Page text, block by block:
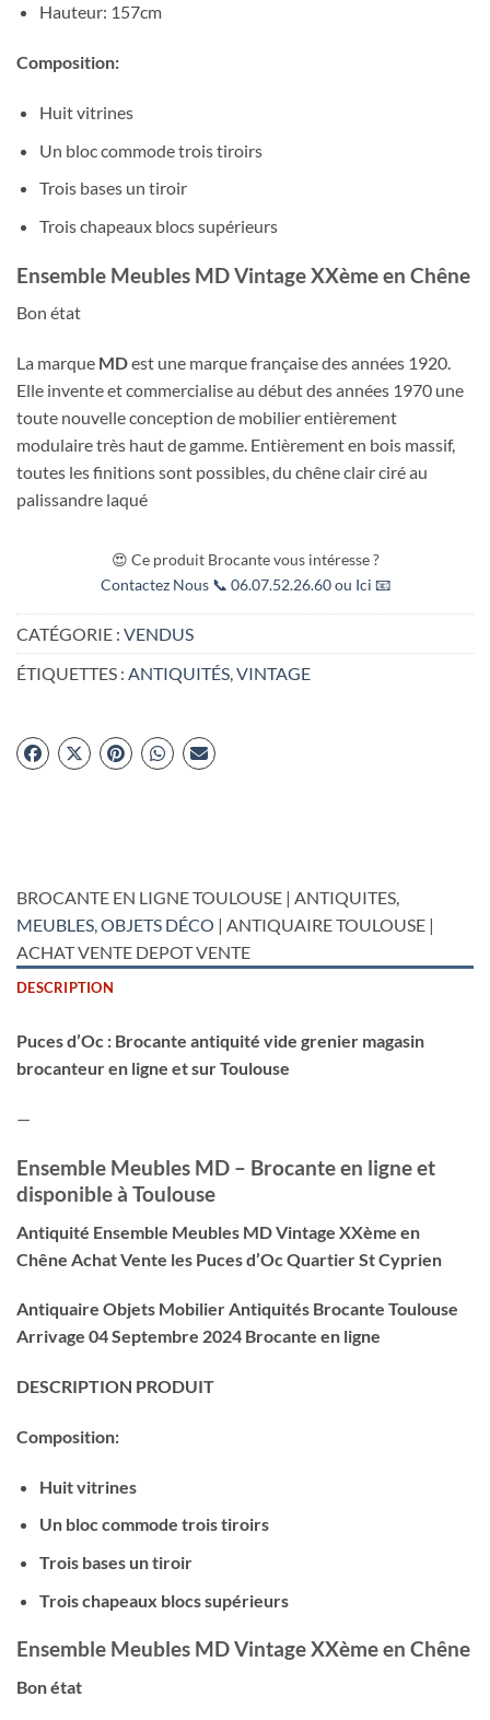
Hauteur: 157cm
Composition:
Huit vitrines
Un bloc commode trois tiroirs
Trois bases un tiroir
Trois chapeaux blocs supérieurs
Ensemble Meubles MD Vintage XXème en Chêne
Bon état
La marque MDest une marque française des années 1920.
Elle invente et commercialise au début des années 1970 une
toute nouvelle conception de mobilier entièrement
modulaire très haut de gamme. Entièrement en bois massif,
toutes les finitions sont possibles, du chêne clair ciré au
palissandre laqué
😍 Ce produit Brocante vous intéresse ?
Contactez Nous 📞 06.07.52.26.60 ou Ici 📧
CATÉGORIE : VENDUS
ÉTIQUETTES : ANTIQUITÉS,VINTAGE
BROCANTE EN LIGNE TOULOUSE | ANTIQUITES,
MEUBLES,OBJETS DÉCO | ANTIQUAIRE TOULOUSE |
ACHAT VENTE DEPOT VENTE
DESCRIPTION
Puces d’Oc : Brocante antiquité vide grenier magasin
brocanteur en ligne et sur Toulouse
—
Ensemble Meubles MD – Brocante en ligne et
disponible à Toulouse
Antiquité Ensemble Meubles MD Vintage XXème en
Chêne Achat Vente les Puces d’Oc Quartier St Cyprien
Antiquaire Objets Mobilier Antiquités Brocante Toulouse
Arrivage 04 Septembre 2024 Brocante en ligne
DESCRIPTION PRODUIT
Composition:
Huit vitrines
Un bloc commode trois tiroirs
Trois bases un tiroir
Trois chapeaux blocs supérieurs
Ensemble Meubles MD Vintage XXème en Chêne
Bon état